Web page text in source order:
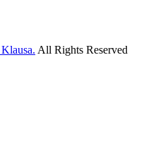
All Rights Reserved